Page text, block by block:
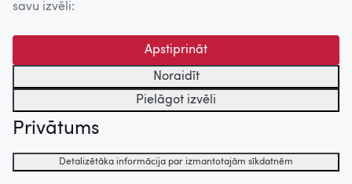
savu izvēli:
Apstiprināt
Noraidīt
Pielāgot izvēli
Privātums
Detalizētāka informācija par izmantotajām sīkdatnēm